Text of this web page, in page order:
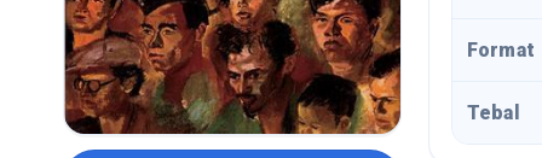
Format
Tebal